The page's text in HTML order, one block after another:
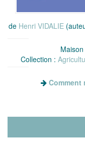
de Henri VIDALIE
Collection :
Comment